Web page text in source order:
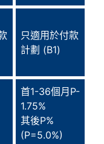
只適用於付款
計劃 (B1)
首1-36個月P-
1.75%
其後P%
(P=5.0%)